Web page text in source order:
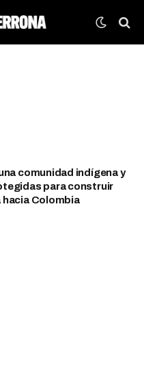
comunidad indígena y
para construir
hacia Colombia